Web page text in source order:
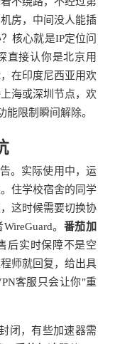
房，中间没人能插
核心就是IP定位问
直接认你是北京用
在印度尼西亚用欢
海或深圳节点，欢
能限制瞬间解除。
。实际使用中，运
住学校宿舍的同学
这时候需要切换协
。 番茄加
后实时保障不是空
师就回复，给出具
客服只会让你"重
闭，有些加速器需